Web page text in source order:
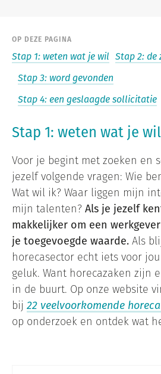
OP DEZE PAGINA
Stap 1: weten wat je wil Stap 2:
Stap 3: word gevonden
Stap 4: een geslaagde sollicitatie
Stap 1: weten wat je wil
Voor je begint met zoeken en
jezelf volgende vragen: Wie
Wat wil ik? Waar liggen mijn
mijn talenten? Als je jezelf
makkelijker om een
je toegevoegde waarde. Als
horecasector echt iets voor
geluk. Want horecazaken zijn
in de buurt. Op onze website
bij 22 veelvoorkomende
op onderzoek en ontdek wat